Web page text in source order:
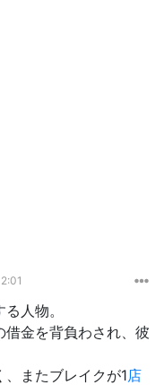
人物。
借金を背負わされ、彼
またブレイクが1店